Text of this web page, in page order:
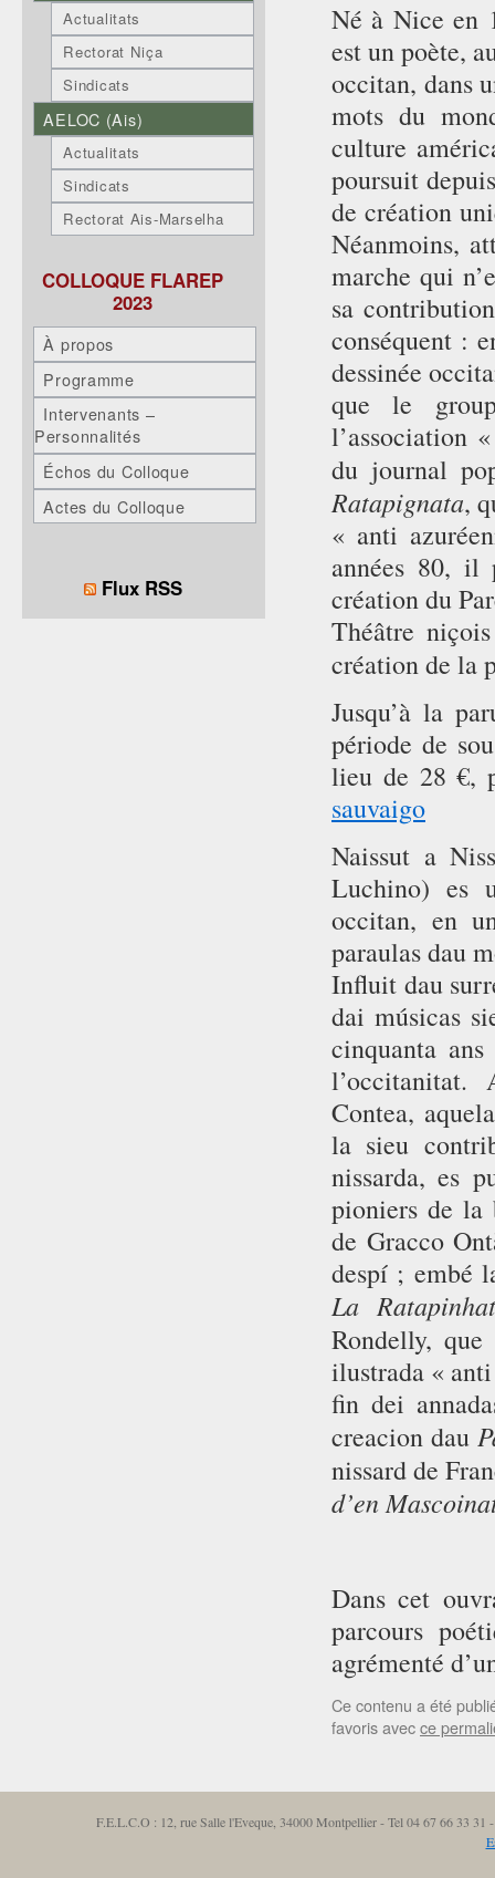
Né à Nice en
est un poète,
occitan, dans
mots du
culture
poursuit
de création
Néanmoins,
marche qui
sa
conséquent :
dessinée
que le
l’association
du journal
Ratapignata,
« anti
années 80, il
création du
Théâtre
création de la
Jusqu’à la
période de
lieu de 28 €,
sauvaigo
Naissut a
Luchino) es
occitan, en
paraulas dau
Influit dau
dai músicas
cinquanta
l’occitanitat.
Contea,
la sieu
nissarda, es
pioniers de la
de Gracco
despí ; embé
La
Rondelly,
ilustrada «
fin dei
creacion dau
nissard de
d’en
Dans cet
parcours
agrémenté
Ce contenu a été
favoris avecce
Actualitats
Rectorat Niça
Sindicats
AELOC (Ais)
Actualitats
Sindicats
Rectorat Ais-Marselha
COLLOQUE FLAREP
2023
À propos
Programme
Intervenants –
Personnalités
Échos du Colloque
Actes du Colloque
Flux RSS
F.E.L.C.O : 12, rue Salle l'Eveque, 34000 Montpellier - Tel 04 67 66 33